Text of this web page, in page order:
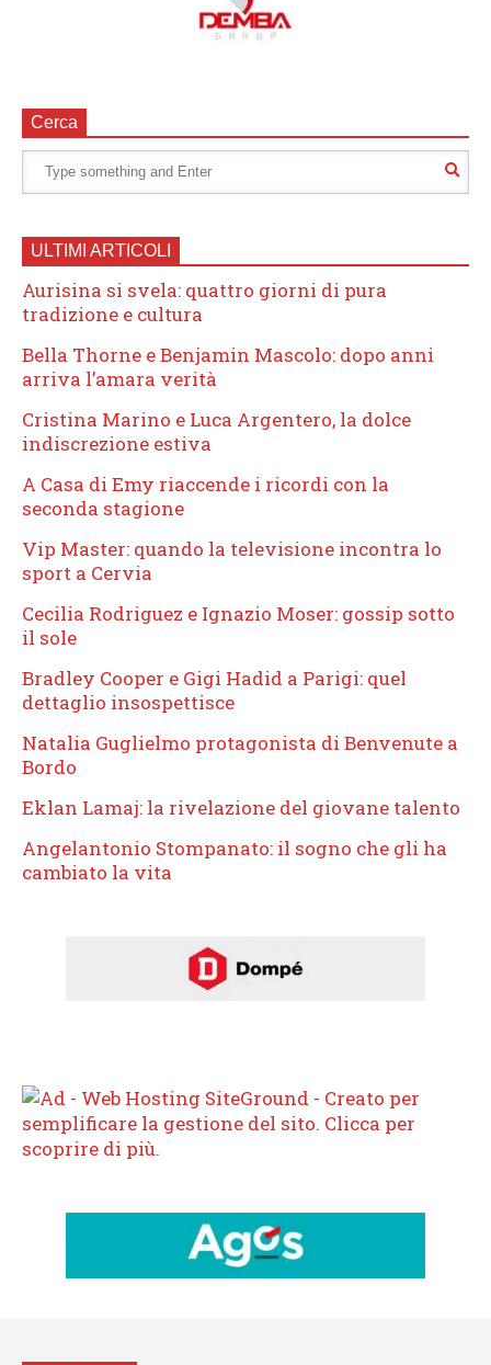
Cerca
ULTIMI ARTICOLI
Aurisina si svela: quattro giorni di pura
tradizione e cultura
Bella Thorne e Benjamin Mascolo: dopo anni
arriva l’amara verità
Cristina Marino e Luca Argentero, la dolce
indiscrezione estiva
A Casa di Emy riaccende i ricordi con la
seconda stagione
Vip Master: quando la televisione incontra lo
sport a Cervia
Cecilia Rodriguez e Ignazio Moser: gossip sotto
il sole
Bradley Cooper e Gigi Hadid a Parigi: quel
dettaglio insospettisce
Natalia Guglielmo protagonista di Benvenute a
Bordo
Eklan Lamaj: la rivelazione del giovane talento
Angelantonio Stompanato: il sogno che gli ha
cambiato la vita